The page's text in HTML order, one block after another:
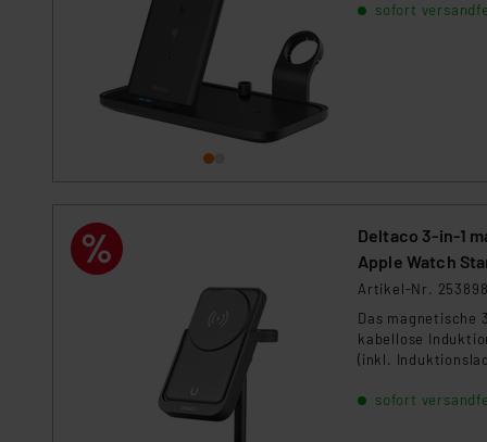
„Einige Drittanbieter
dieser Drittanbieter umfasst
Nähere Infos zu diesen
Für die USA besteht kein
Datenschutz nach EU-
Daten, verbundenen
Impressum|
sofort
Deltaco 3-in-1
Apple Watch
Artikel-Nr. 253898
Das magnetische
kabellose
(inkl.
sofort